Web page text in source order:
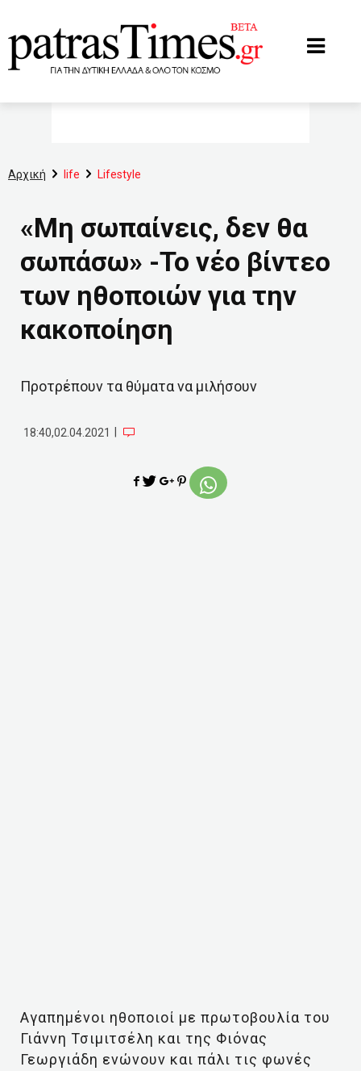
Αρχική life Lifestyle
«Μη σωπαίνεις, δεν θα
σωπάσω» -Το νέο βίντεο
των ηθοποιών για την
κακοποίηση
Προτρέπουν τα θύματα να μιλήσουν
18:40,02.04.2021
Αγαπημένοι ηθοποιοί με πρωτοβουλία του
Γιάννη Τσιμιτσέλη και της Φιόνας
Γεωργιάδη ενώνουν και πάλι τις φωνές